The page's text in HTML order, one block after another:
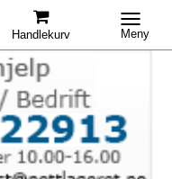
Handlekurv Meny